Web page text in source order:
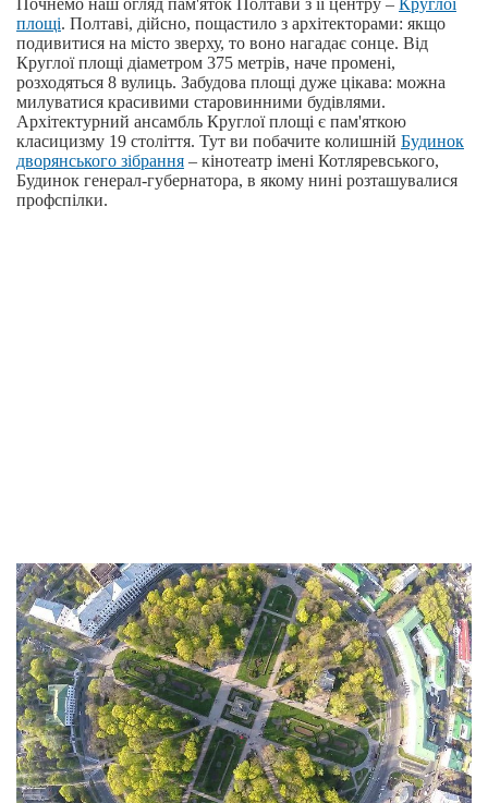
Почнемо наш огляд пам'яток Полтави з її центру – Круглої
площі. Полтаві, дійсно, пощастило з архітекторами: якщо
подивитися на місто зверху, то воно нагадає сонце. Від
Круглої площі діаметром 375 метрів, наче промені,
розходяться 8 вулиць. Забудова площі дуже цікава: можна
милуватися красивими старовинними будівлями.
Архітектурний ансамбль Круглої площі є пам'яткою
класицизму 19 століття. Тут ви побачите колишній Будинок
дворянського зібрання – кінотеатр імені Котляревського,
Будинок генерал-губернатора, в якому нині розташувалися
профспілки.